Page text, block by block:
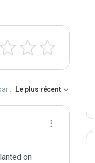
: Le plus récent
on